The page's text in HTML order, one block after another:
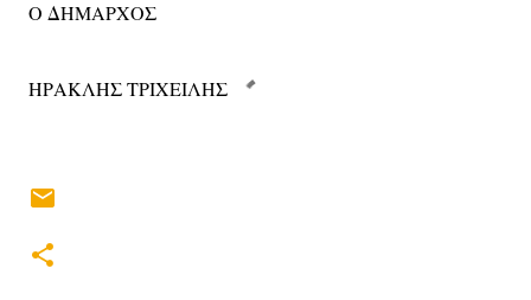
Ο ΔΗΜΑΡΧΟΣ
ΗΡΑΚΛΗΣ ΤΡΙΧΕΙΛΗΣ